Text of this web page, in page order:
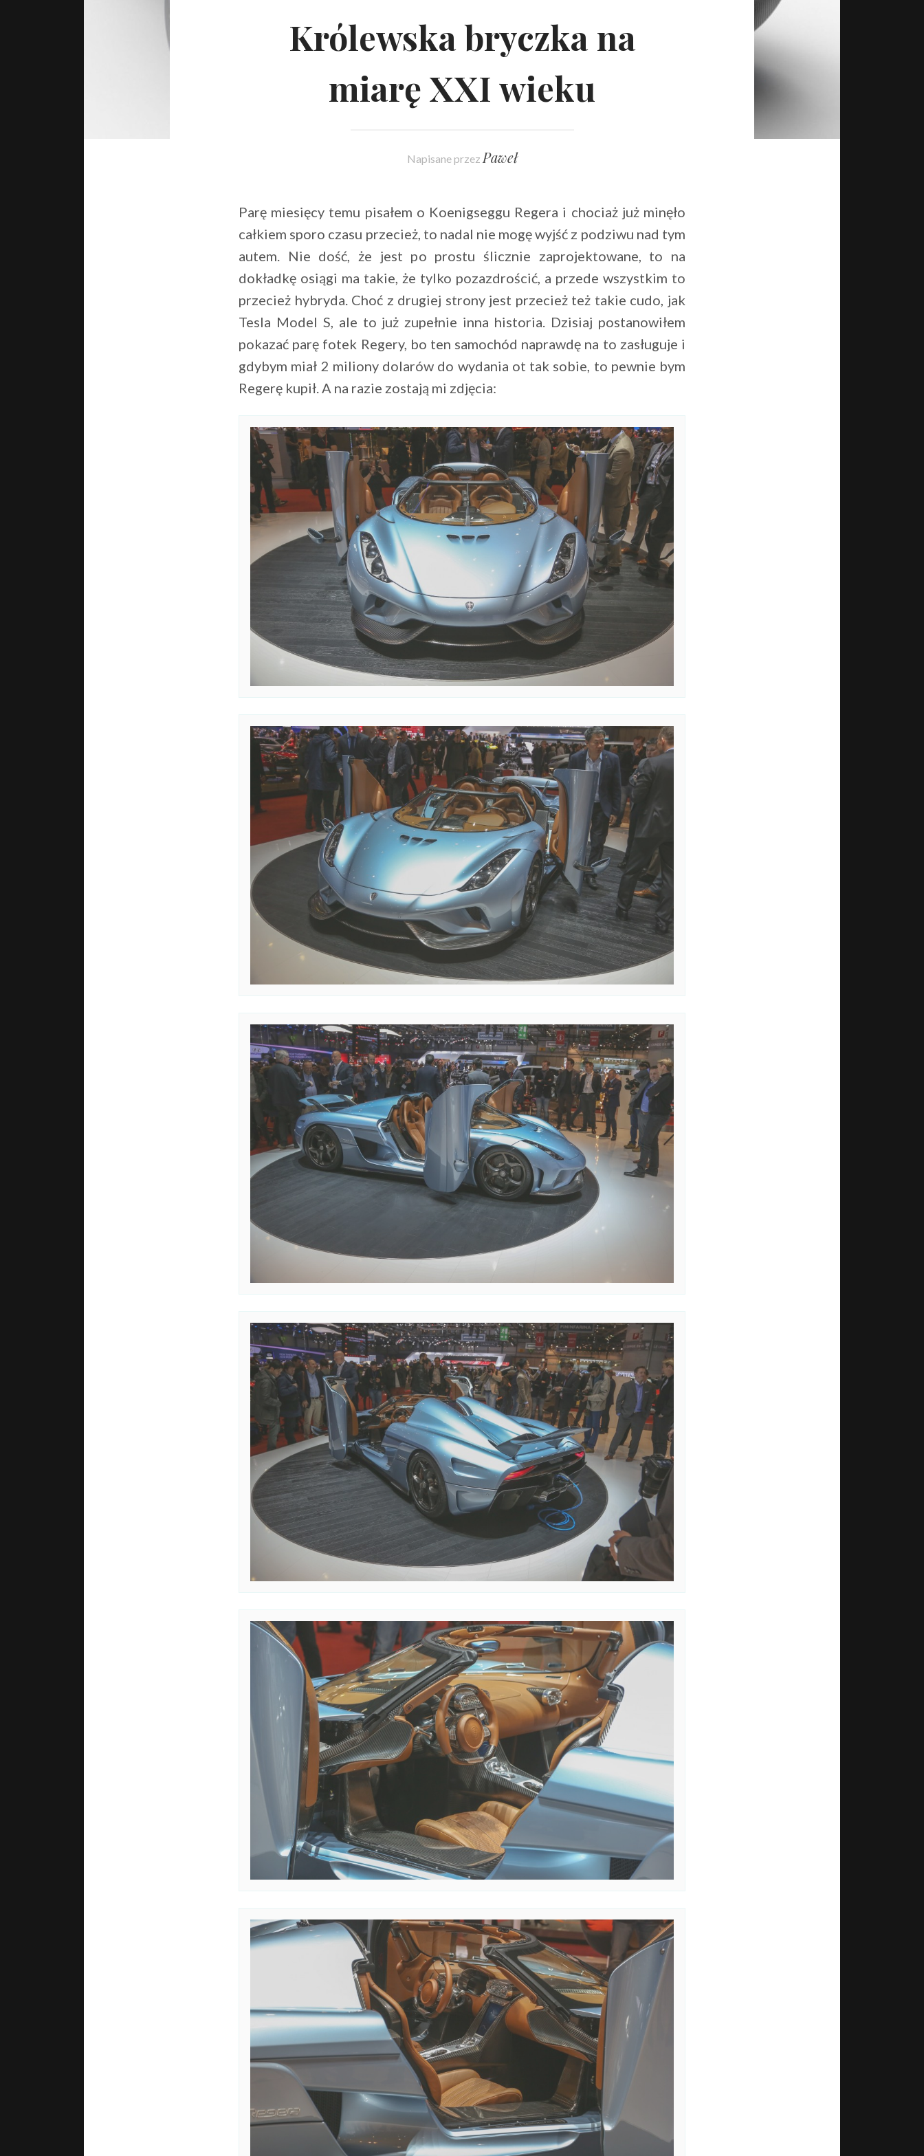
Królewska bryczka na
miarę XXI wieku
Napisane przezPaweł
Parę miesięcy temu pisałem o Koenigseggu Regera i chociaż już minęło
całkiem sporo czasu przecież, to nadal nie mogę wyjść z podziwu nad tym
autem. Nie dość, że jest po prostu ślicznie zaprojektowane, to na
dokładkę osiągi ma takie, że tylko pozazdrościć, a przede wszystkim to
przecież hybryda. Choć z drugiej strony jest przecież też takie cudo, jak
Tesla Model S, ale to już zupełnie inna historia. Dzisiaj postanowiłem
pokazać parę fotek Regery, bo ten samochód naprawdę na to zasługuje i
gdybym miał 2 miliony dolarów do wydania ot tak sobie, to pewnie bym
Regerę kupił. A na razie zostają mi zdjęcia: